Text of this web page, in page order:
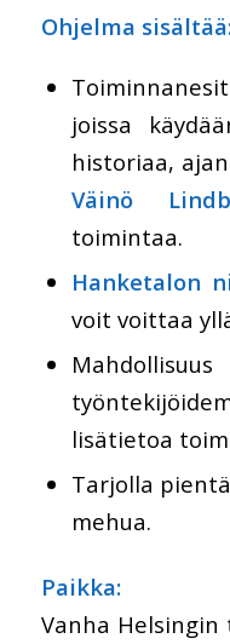
Ohjelma
joissa
historiaa,
Väinö
toimintaa.
Hanketalon
voit voittaa
lisätietoa
Tarjolla
mehua.
Paikka:
Vanha Helsingin